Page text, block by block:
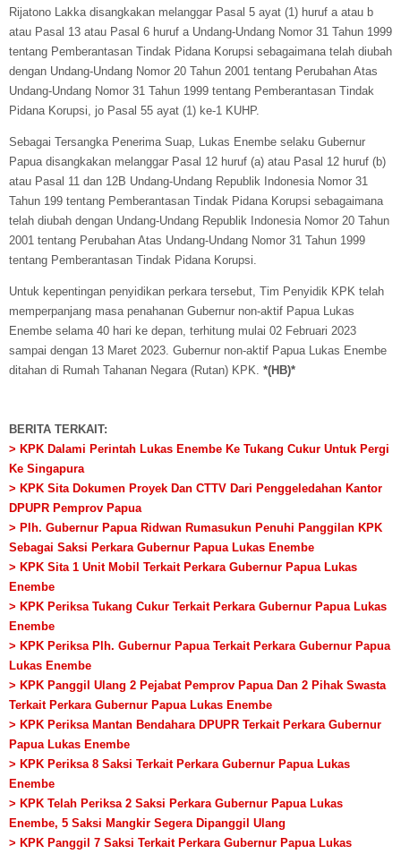
Rijatono Lakka disangkakan melanggar Pasal 5 ayat (1) huruf a atau b
atau Pasal 13 atau Pasal 6 huruf a Undang-Undang Nomor 31 Tahun 1999
tentang Pemberantasan Tindak Pidana Korupsi sebagaimana telah diubah
dengan Undang-Undang Nomor 20 Tahun 2001 tentang Perubahan Atas
Undang-Undang Nomor 31 Tahun 1999 tentang Pemberantasan Tindak
Pidana Korupsi, jo Pasal 55 ayat (1) ke-1 KUHP.
Sebagai Tersangka Penerima Suap, Lukas Enembe selaku Gubernur
Papua disangkakan melanggar Pasal 12 huruf (a) atau Pasal 12 huruf (b)
atau Pasal 11 dan 12B Undang-Undang Republik Indonesia Nomor 31
Tahun 199 tentang Pemberantasan Tindak Pidana Korupsi sebagaimana
telah diubah dengan Undang-Undang Republik Indonesia Nomor 20 Tahun
2001 tentang Perubahan Atas Undang-Undang Nomor 31 Tahun 1999
tentang Pemberantasan Tindak Pidana Korupsi.
Untuk kepentingan penyidikan perkara tersebut, Tim Penyidik KPK telah
memperpanjang masa penahanan Gubernur non-aktif Papua Lukas
Enembe selama 40 hari ke depan, terhitung mulai 02 Februari 2023
sampai dengan 13 Maret 2023. Gubernur non-aktif Papua Lukas Enembe
ditahan di Rumah Tahanan Negara (Rutan) KPK. *(HB)*
BERITA TERKAIT:
> KPK Dalami Perintah Lukas Enembe Ke Tukang Cukur Untuk Pergi
Ke Singapura
> KPK Sita Dokumen Proyek Dan CTTV Dari Penggeledahan Kantor
DPUPR Pemprov Papua
> Plh. Gubernur Papua Ridwan Rumasukun Penuhi Panggilan KPK
Sebagai Saksi Perkara Gubernur Papua Lukas Enembe
> KPK Sita 1 Unit Mobil Terkait Perkara Gubernur Papua Lukas
Enembe
> KPK Periksa Tukang Cukur Terkait Perkara Gubernur Papua Lukas
Enembe
> KPK Periksa Plh. Gubernur Papua Terkait Perkara Gubernur Papua
Lukas Enembe
> KPK Panggil Ulang 2 Pejabat Pemprov Papua Dan 2 Pihak Swasta
Terkait Perkara Gubernur Papua Lukas Enembe
> KPK Periksa Mantan Bendahara DPUPR Terkait Perkara Gubernur
Papua Lukas Enembe
> KPK Periksa 8 Saksi Terkait Perkara Gubernur Papua Lukas
Enembe
> KPK Telah Periksa 2 Saksi Perkara Gubernur Papua Lukas
Enembe, 5 Saksi Mangkir Segera Dipanggil Ulang
> KPK Panggil 7 Saksi Terkait Perkara Gubernur Papua Lukas